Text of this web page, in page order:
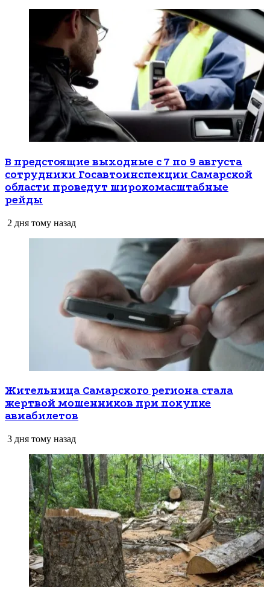
В предстоящие выходные с 7 по 9 августа
сотрудники Госавтоинспекции Самарской
области проведут широкомасштабные
рейды
2 дня тому назад
Жительница Самарского региона стала
жертвой мошенников при покупке
авиабилетов
3 дня тому назад